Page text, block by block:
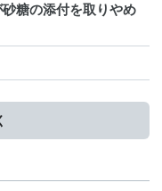
糖の添付を取りやめ